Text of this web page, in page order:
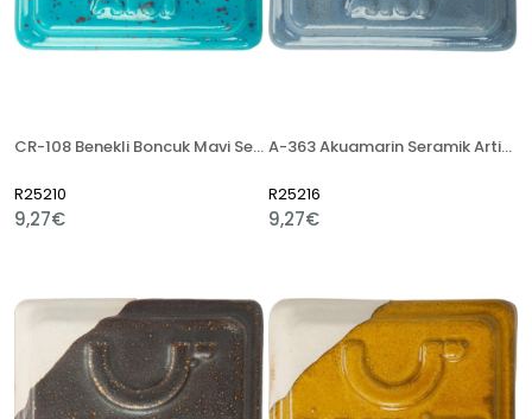
CR-108 Benekli Boncuk Mavi Seramik Artistik Sır
R25210
9,27€
A-363 Akuamarin Seramik Artistik Sır
R25216
9,27€